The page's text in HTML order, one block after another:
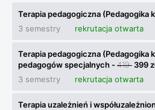
Terapia pedagogiczna (Pedagogika
3 semestry
rekrutacja otwarta
Terapia pedagogiczna (Pedagogika
pedagogów specjalnych -419 399
3 semestry
rekrutacja otwarta
Terapia uzależnień i